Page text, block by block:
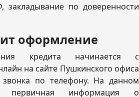
закладывание по доверенности
оформление
кредита начинается с
на сайте Пушкинского офиса
по телефону. На данном
первичная информация о